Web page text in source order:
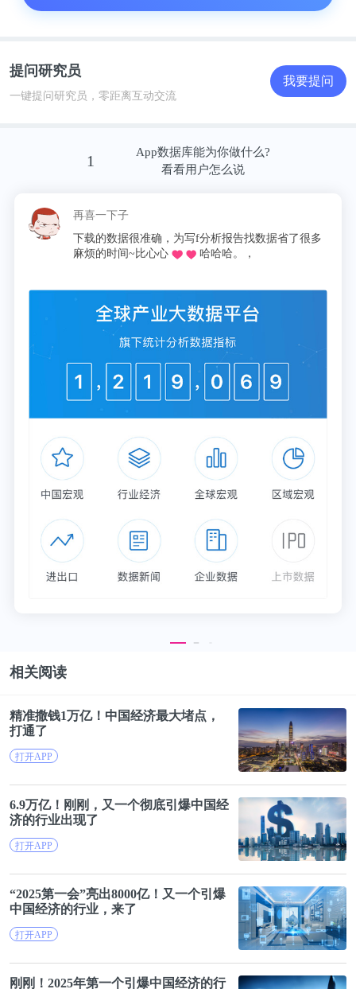
西贝大战罗永浩，中产宝妈破防了
和网友看到了过去从未见过西贝的另一面或者是更多
面，而这种影响或将会持续一段时间。
西贝，这家主打西北菜的餐饮企业，也是从一家餐饮
小店逐渐发展成为现如今的大型餐饮连锁企业的，外
更是经常对外发声，企业家社会责任感很强。
据红餐大数据显示，西贝目前在全国共开出382家门
店，在西北菜这个大品类赛道里，西贝是赛道一哥，
远超过另一家已经在港交所上市的九毛九集团，后者
现有门店数量仅有70家。
在这次西贝的争议中，当很多网友和消费者发现，西
贝的中央厨房供应链到门店餐桌，原来是这么运作
据红餐大数据，目前西贝人均消费价格为83.66元，
放眼全国市场，这在一线城市的商超连锁门店中价格
当然不是最贵的。
西贝的价格，一方面正如贾国龙曾在接受媒体采访时
而另一方面，主要是在于西贝门店很多位于商场里，
面积大，得配备相应的员工，房租、人工等经营成本
高，自然影响着西贝的终端消费价格。
洞察整个大市场和西贝的发展历程，西贝的规模化发
消费升级和消费高品质化的升级大趋势，西贝也是那
一波消费升级浪潮中的红利受益者。
西贝的餐饮消费人群多元化，其中一大主要目标消费
人群就是城市中产家庭群体。
而在西贝的很多标签中，西贝的中产家庭和儿童餐生
意做得很成功。有网友调侃，西贝门店可能是都市里
提问研究员
一键提问研究员，零距离互动交流
我要提问
1
App数据库能为你做什么?
看看用户怎么说
再喜一下子
下载的数据很准确，为写f分析报告找数据省了很多
麻烦的时间~比心心
哈哈哈。，
相关阅读
精准撒钱1万亿！ 中国经济最大堵点，
打通了
打开APP
6.9万亿！刚刚，又一个彻底引爆中国经
济的行业出现了
打开APP
“2025第一会”亮出8000亿！又一个引爆
中国经济的行业，来了
打开APP
刚刚！2025年第一个引爆中国经济的行